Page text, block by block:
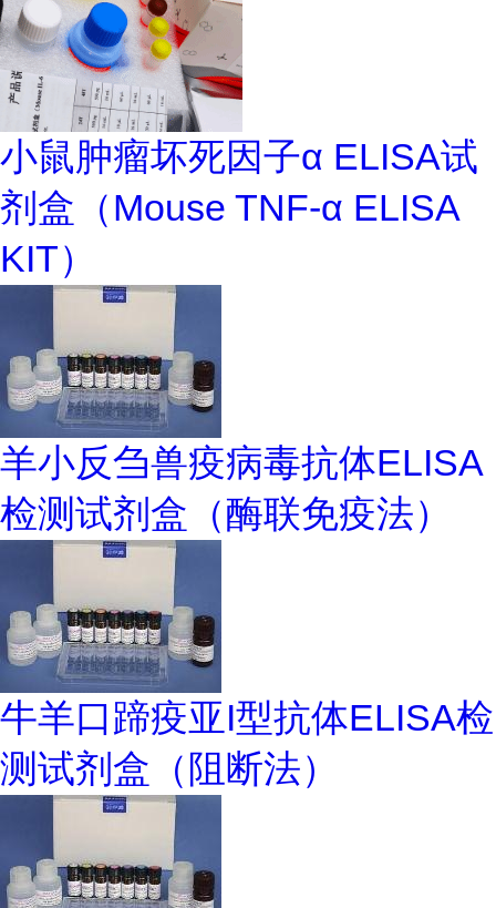
小鼠肿瘤坏死因子α ELISA试
剂盒（Mouse TNF-α ELISA
KIT）
羊小反刍兽疫病毒抗体ELISA
检测试剂盒（酶联免疫法）
牛羊口蹄疫亚I型抗体ELISA检
测试剂盒（阻断法）